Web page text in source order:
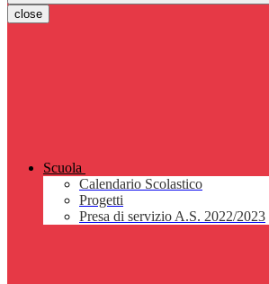
close
Scuola
Calendario Scolastico
Progetti
Presa di servizio A.S. 2022/2023